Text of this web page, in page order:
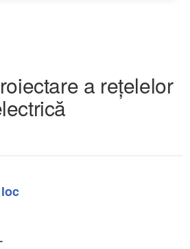
a rețelelor